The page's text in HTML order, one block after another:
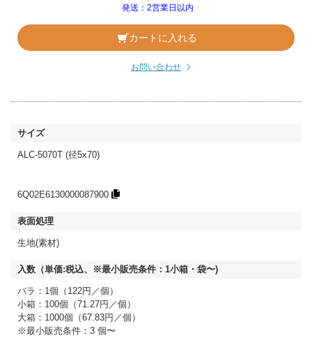
発送：2営業日以内
カートに入れる
お問い合わせ
ALC-5070T (径5x70)
6Q02E6130000087900
生地(素材)
バラ：1個（122円／個）
小箱：100個（71.27円／個）
大箱：1000個（67.83円／個）
※最小販売条件：3 個〜